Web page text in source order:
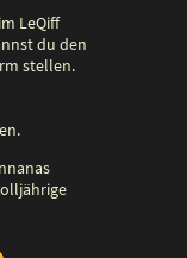
LeQiff
du den
stellen.